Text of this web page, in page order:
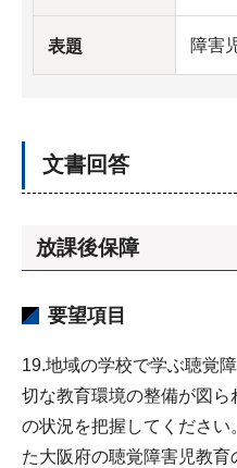
表題 障害
文書回答
放課後保障
要望項目
19.地域の学校で学ぶ聴覚
切な教育環境の整備が図
の状況を把握してください
た大阪府の聴覚障害児教